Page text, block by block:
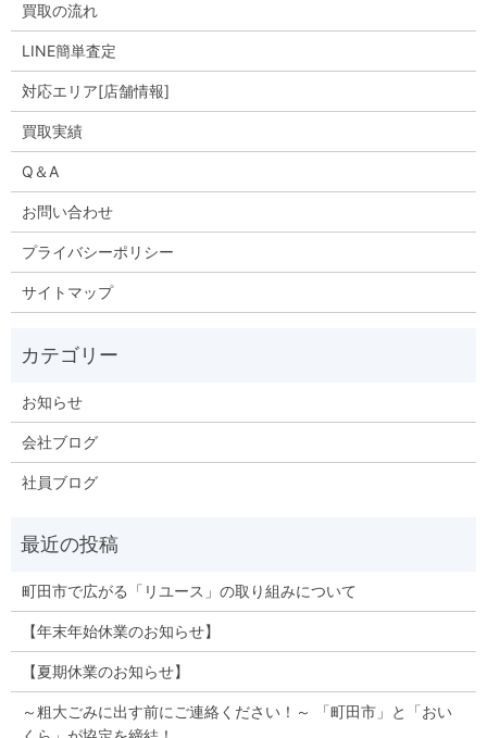
買取の流れ
LINE簡単査定
対応エリア[店舗情報]
買取実績
Q＆A
お問い合わせ
プライバシーポリシー
サイトマップ
お知らせ
会社ブログ
社員ブログ
町田市で広がる「リユース」の取り組みについて
【年末年始休業のお知らせ】
【夏期休業のお知らせ】
～粗大ごみに出す前にご連絡ください！～ 「町田市」と「おい